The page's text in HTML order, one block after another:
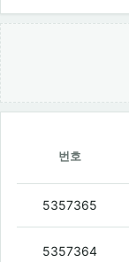
번호
5357365
5357364